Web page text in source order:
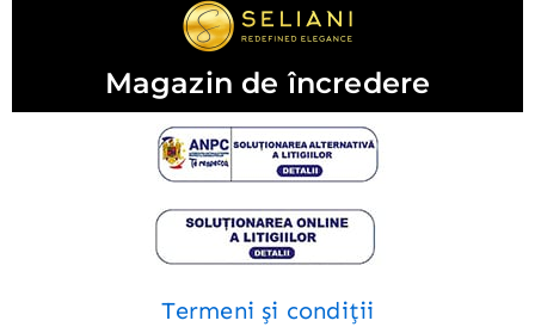
Magazin de încredere
Termeni și condiții